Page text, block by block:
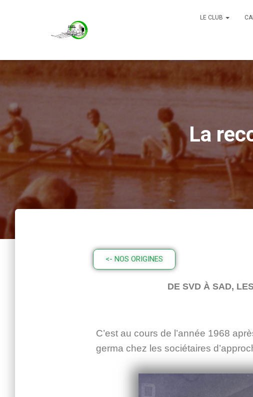
LE CLUB
La
<- NOS ORIGINES
DE SVD À SAD,
C’est au cours de l’année 1968
germa chez les sociétaires